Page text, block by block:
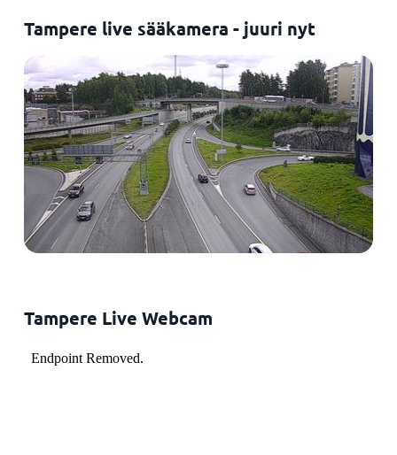
Tampere live sääkamera - juuri nyt
Tampere Live Webcam